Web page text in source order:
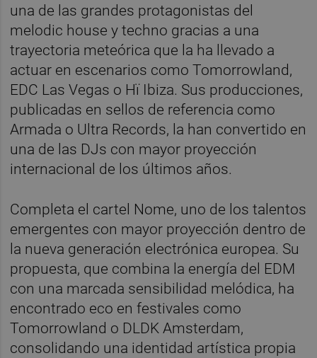
una de las grandes protagonistas del
melodic house y techno gracias a una
trayectoria meteórica que la ha llevado a
actuar en escenarios como Tomorrowland,
EDC Las Vegas o Hï Ibiza. Sus producciones,
publicadas en sellos de referencia como
Armada o Ultra Records, la han convertido en
una de las DJs con mayor proyección
internacional de los últimos años.
Completa el cartel Nome, uno de los talentos
emergentes con mayor proyección dentro de
la nueva generación electrónica europea. Su
propuesta, que combina la energía del EDM
con una marcada sensibilidad melódica, ha
encontrado eco en festivales como
Tomorrowland o DLDK Amsterdam,
consolidando una identidad artística propia